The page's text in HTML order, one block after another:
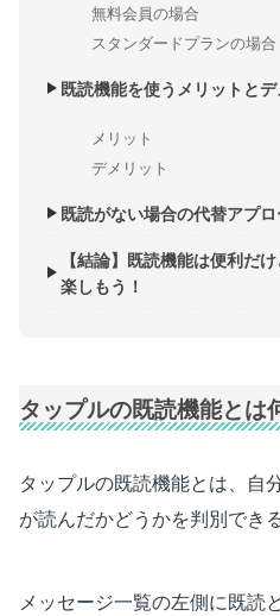
無料会員の場合
スタンダードプランの場合
既読機能を使うメリットとデ
メリット
デメリット
既読がない場合の代替アプ
【結論】既読機能は便利だ
楽しもう！
タップルの既読機能とは
タップルの既読機能とは、自
が読んだかどうかを判別でき
メッセージ一覧の左側に既読